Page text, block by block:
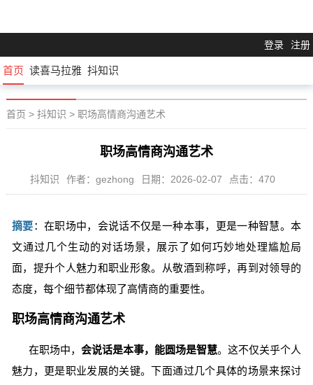
登录 注册
首页 读喜马拉雅 抖知识
首页 > 抖知识 > 职场高情商沟通艺术
职场高情商沟通艺术
抖知识 作者：gezhong 日期：2026-02-07 点击：470
摘要：在职场中，会说话不仅是一种本事，更是一种智慧。本
文通过几个生动的对话场景，展示了如何巧妙地处理尴尬局
面，提升个人魅力和职业形象。从敬酒到称呼，再到对领导的
态度，每个细节都体现了高情商的重要性。
职场高情商沟通艺术
在职场中， 会说话是本事，能圆场是智慧。这不仅关乎个人
魅力，更是职业发展的关键。下面通过几个具体的场景来探讨